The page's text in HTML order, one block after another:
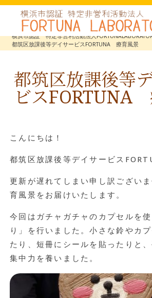
横浜市認証 特定非営利活動法人
都筑区放課後等デイサービスFORTUNA 療育風景
都筑区放課後等
ビスFORTUNA
こんにちは！
都筑区放課後等デイサービス
更新が遅れてしまい申し訳ござい
育風景をお届けいたします。
今回はガチャガチャのカプセルを
り」を行いました。小さな鈴やカ
たり、短冊にシールを貼ったりと
集中力を養いました。